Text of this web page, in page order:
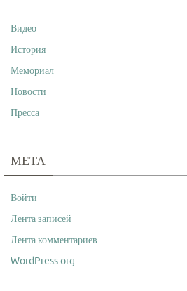
Видео
История
Мемориал
Новости
Пресса
МЕТА
Войти
Лента записей
Лента комментариев
WordPress.org